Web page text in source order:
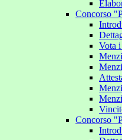
Concorso
Vota
Concorso